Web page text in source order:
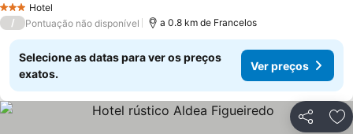
3 EstrelasHotel
/ Pontuação não disponível a 0.8 km de Francelos
Selecione as datas para ver os preços
exatos.
Ver preços
Partilhar